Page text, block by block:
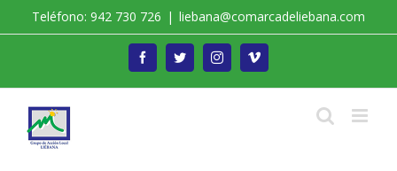
Teléfono: 942 730 726 | liebana@comarcadeliebana.com
FacebookTwitterInstagramVimeo